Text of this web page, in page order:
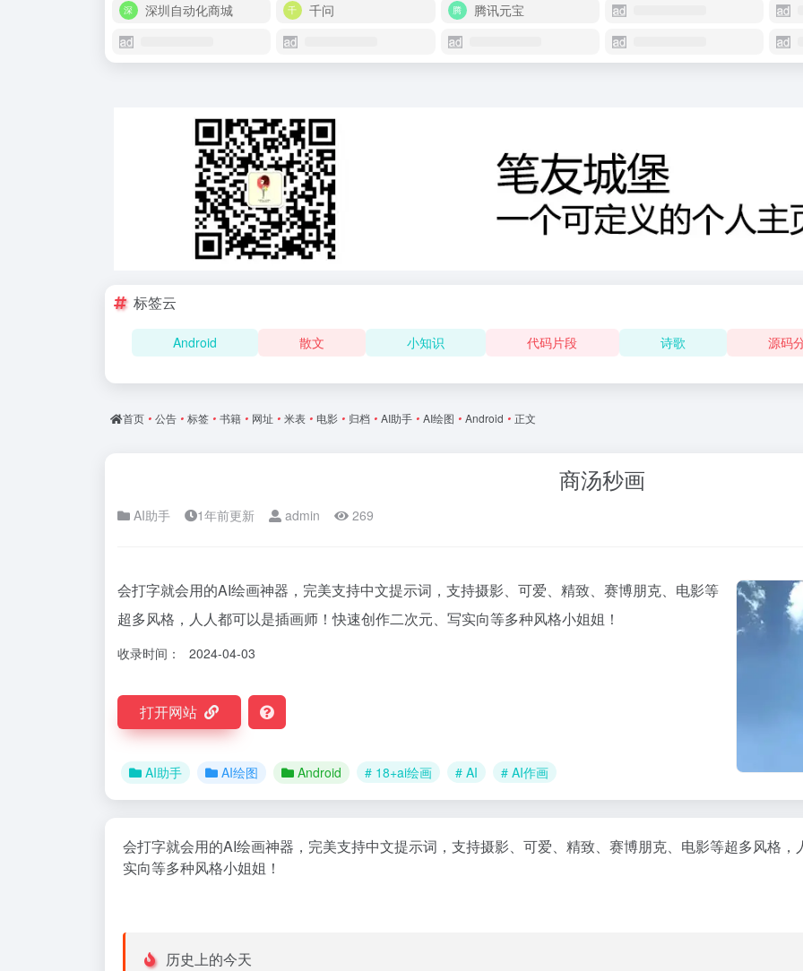
深圳自动化商城 千问 腾讯元宝
标签云
Android 散文 小知识 代码片段 诗歌 源码
首页 • 公告 • 标签 • 书籍 • 网址 • 米表 • 电影 • 归档 • AI助手 • AI绘图 • Android • 正文
商汤秒画
AI助手 1年前更新 admin 269
会打字就会用的AI绘画神器，完美支持中文提示词，支持摄影、可爱、精致、赛博朋克、电影等
超多风格，人人都可以是插画师！快速创作二次元、写实向等多种风格小姐姐！
收录时间： 2024-04-03
打开网站
AI助手 AI绘图 Android # 18+ai绘画 # AI # AI作画
会打字就会用的AI绘画神器，完美支持中文提示词，支持摄影、可爱、精致、赛博朋克、电影等超多风格
实向等多种风格小姐姐！
历史上的今天